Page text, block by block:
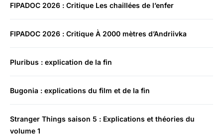
FIPADOC 2026 : Critique Les chaillées de l’enfer
FIPADOC 2026 : Critique À 2000 mètres d’Andriivka
Pluribus : explication de la fin
Bugonia : explications du film et de la fin
Stranger Things saison 5 : Explications et théories du
volume 1